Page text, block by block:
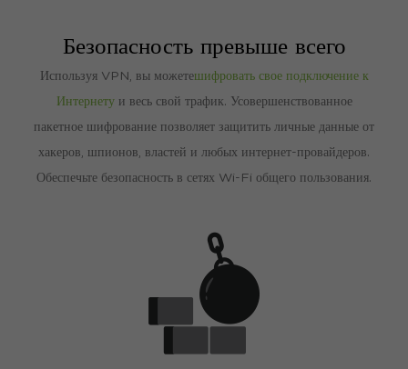
Безопасность превыше всего
Используя VPN, вы можетешифровать свое подключение к
Интернетуи весь свой трафик. Усовершенствованное
пакетное шифрование позволяет защитить личные данные от
хакеров, шпионов, властей и любых интернет-провайдеров.
Обеспечьте безопасность в сетях Wi-Fi общего пользования.